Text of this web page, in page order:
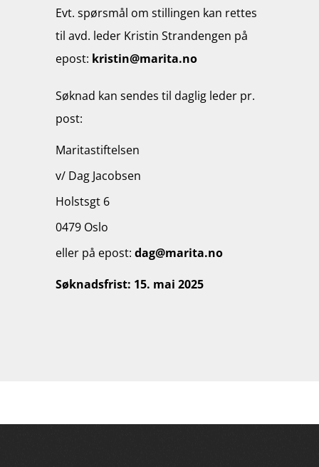
Evt. spørsmål om stillingen kan rettes
til avd. leder Kristin Strandengen på
epost: kristin@marita.no
Søknad kan sendes til daglig leder pr.
post:
Maritastiftelsen
v/ Dag Jacobsen
Holstsgt 6
0479 Oslo
eller på epost:dag@marita.no
Søknadsfrist: 15. mai 2025